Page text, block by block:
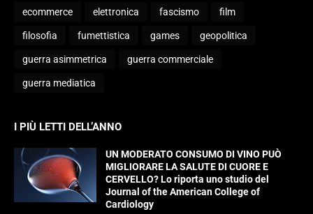
ecommerce elettronica fascismo film
filosofia fumettistica games geopolitica
guerra asimmetrica guerra commerciale
guerra mediatica
I PIÙ LETTI DELL’ANNO
UN MODERATO CONSUMO DI VINO PUÒ
MIGLIORARE LA SALUTE DI CUORE E
CERVELLO? Lo riporta uno studio del
Journal of the American College of
Cardiology